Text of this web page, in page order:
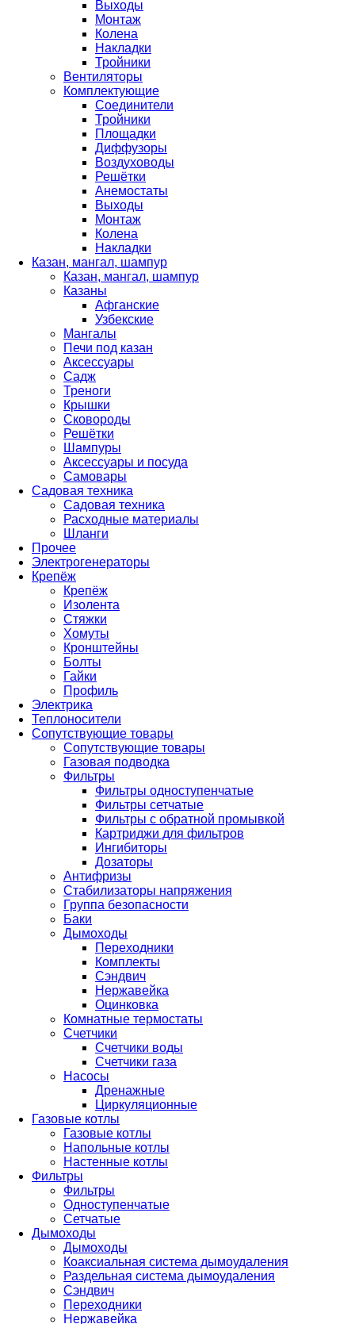
Выходы
Монтаж
Колена
Накладки
Тройники
Вентиляторы
Комплектующие
Соединители
Тройники
Площадки
Диффузоры
Воздуховоды
Решётки
Анемостаты
Выходы
Монтаж
Колена
Накладки
Казан, мангал, шампур
Казан, мангал, шампур
Казаны
Афганские
Узбекские
Мангалы
Печи под казан
Аксессуары
Садж
Треноги
Крышки
Сковороды
Решётки
Шампуры
Аксессуары и посуда
Самовары
Садовая техника
Садовая техника
Расходные материалы
Шланги
Прочее
Электрогенераторы
Крепёж
Крепёж
Изолента
Стяжки
Хомуты
Кронштейны
Болты
Гайки
Профиль
Электрика
Теплоносители
Сопутствующие товары
Сопутствующие товары
Газовая подводка
Фильтры
Фильтры одноступенчатые
Фильтры сетчатые
Фильтры с обратной промывкой
Картриджи для фильтров
Ингибиторы
Дозаторы
Антифризы
Стабилизаторы напряжения
Группа безопасности
Баки
Дымоходы
Переходники
Комплекты
Сэндвич
Нержавейка
Оцинковка
Комнатные термостаты
Счетчики
Счетчики воды
Счетчики газа
Насосы
Дренажные
Циркуляционные
Газовые котлы
Газовые котлы
Напольные котлы
Настенные котлы
Фильтры
Фильтры
Одноступенчатые
Сетчатые
Дымоходы
Дымоходы
Коаксиальная система дымоудаления
Раздельная система дымоудаления
Сэндвич
Переходники
Нержавейка